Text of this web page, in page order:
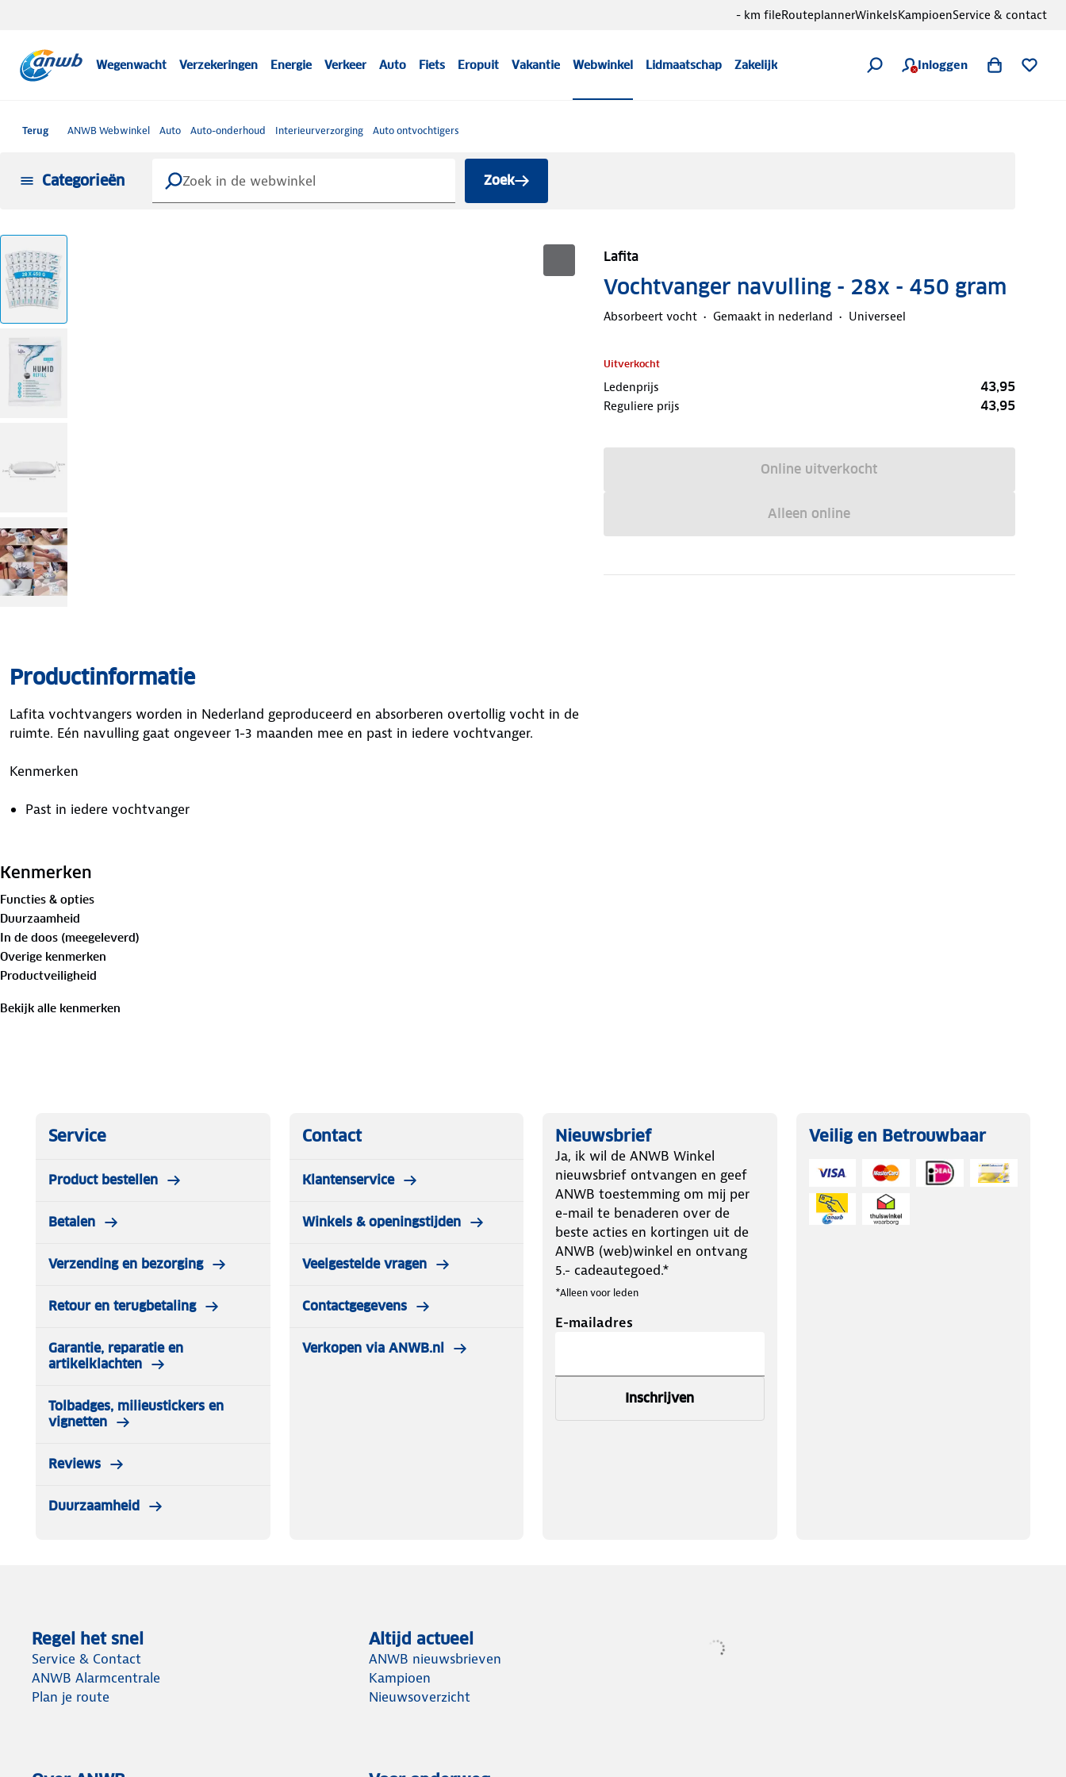
Wegenwacht Verzekeringen Energie Verkeer Auto Fiets Eropuit Vakantie Webwinkel Lidmaatschap Zakelijk Inloggen
- km fileRouteplannerWinkelsKampioenService & contact
Terug ANWB Webwinkel Auto Auto-onderhoud Interieurverzorging Auto ontvochtigers
Categorieën Zoek
Lafita
Vochtvanger navulling - 28x - 450 gram
Absorbeert vocht Gemaakt in nederland Universeel
Uitverkocht
Ledenprijs 43,95
Reguliere prijs 43,95
Online uitverkocht
Alleen online
Productinformatie
Lafita vochtvangers worden in Nederland geproduceerd en absorberen overtollig vocht in de
ruimte. Eén navulling gaat ongeveer 1-3 maanden mee en past in iedere vochtvanger.
Kenmerken
Past in iedere vochtvanger
Inhoud
28 x 450 gram navulling
Kenmerken
Functies & opties
Duurzaamheid
In de doos (meegeleverd)
Overige kenmerken
Productveiligheid
Bekijk alle kenmerken
Service
Product bestellen
Betalen
Verzending en bezorging
Retour en terugbetaling
Garantie, reparatie en
artikelklachten
Tolbadges, milieustickers en
vignetten
Reviews
Duurzaamheid
Contact
Klantenservice
Winkels & openingstijden
Veelgestelde vragen
Contactgegevens
Verkopen via ANWB.nl
Nieuwsbrief
Ja, ik wil de ANWB Winkel
nieuwsbrief ontvangen en geef
ANWB toestemming om mij per
e-mail te benaderen over de
beste acties en kortingen uit de
ANWB (web)winkel en ontvang
5.- cadeautegoed.*
*Alleen voor leden
E-mailadres
Inschrijven
Veilig en Betrouwbaar
Regel het snel
Service & Contact
ANWB Alarmcentrale
Plan je route
Altijd actueel
ANWB nieuwsbrieven
Kampioen
Nieuwsoverzicht